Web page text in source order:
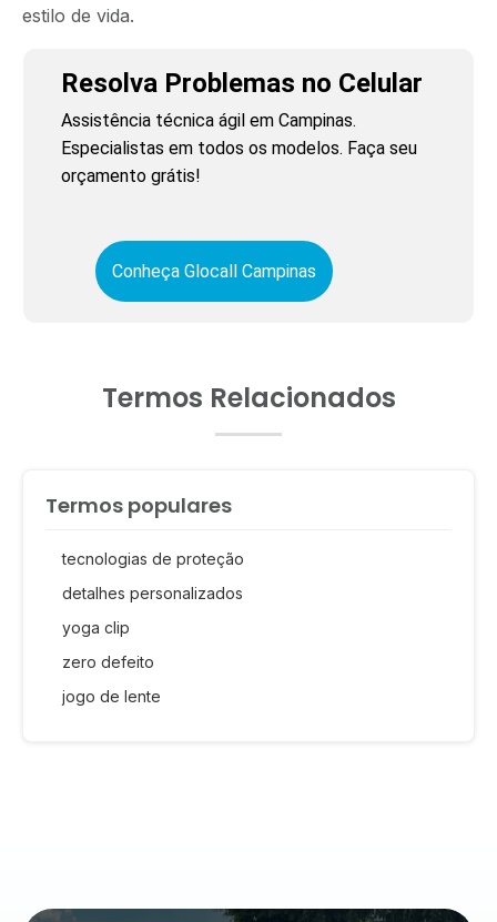
estilo de vida.
Resolva Problemas no Celular
Assistência técnica ágil em Campinas.
Especialistas em todos os modelos. Faça seu
orçamento grátis!
Conheça Glocall Campinas
Termos Relacionados
Termos populares
tecnologias de proteção
detalhes personalizados
yoga clip
zero defeito
jogo de lente